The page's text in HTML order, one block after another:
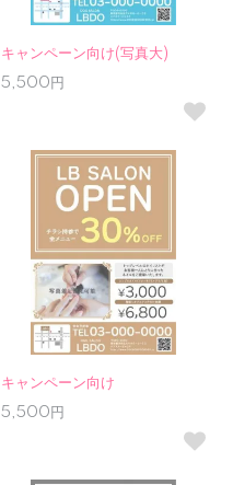
キャンペーン向け(写真大)
5,500円
キャンペーン向け
5,500円